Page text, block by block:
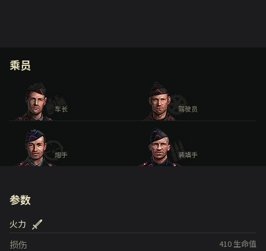
乘员
车长 驾驶员
炮手 装填手
参数
火力
410 生命值
损伤